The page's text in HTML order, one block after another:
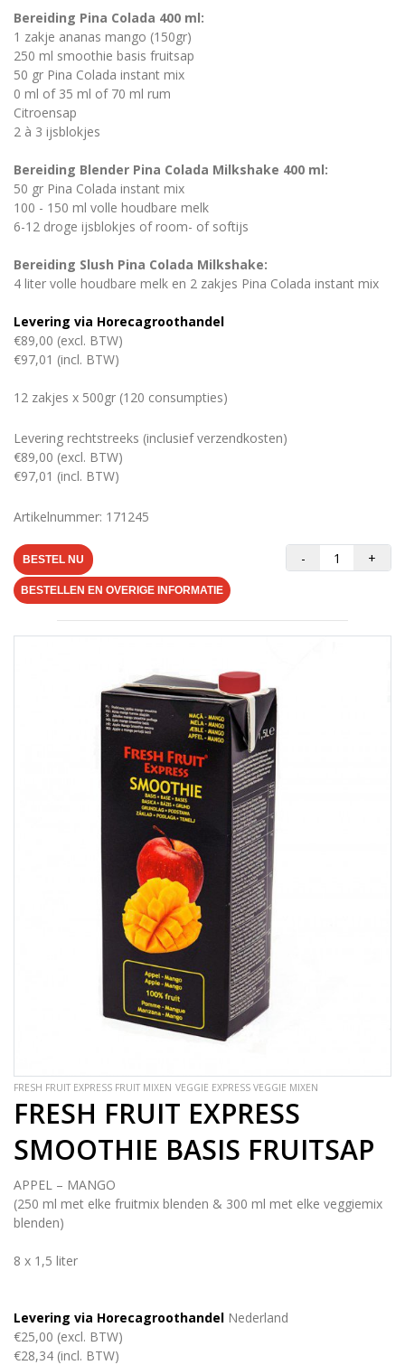
Bereiding Pina Colada 400 ml:
1 zakje ananas mango (150gr)
250 ml smoothie basis fruitsap
50 gr Pina Colada instant mix
0 ml of 35 ml of 70 ml rum
Citroensap
2 à 3 ijsblokjes
Bereiding Blender Pina Colada Milkshake 400 ml:
50 gr Pina Colada instant mix
100 - 150 ml volle houdbare melk
6-12 droge ijsblokjes of room- of softijs
Bereiding Slush Pina Colada Milkshake:
4 liter volle houdbare melk en 2 zakjes Pina Colada instant mix
Levering via Horecagroothandel
€89,00 (excl. BTW)
€97,01 (incl. BTW)
12 zakjes x 500gr (120 consumpties)
Levering rechtstreeks (inclusief verzendkosten)
€89,00 (excl. BTW)
€97,01 (incl. BTW)
Artikelnummer: 171245
BESTEL NU - +
BESTELLEN EN OVERIGE INFORMATIE
FRESH FRUIT EXPRESS FRUIT MIXEN VEGGIE EXPRESS VEGGIE MIXEN
FRESH FRUIT EXPRESS
SMOOTHIE BASIS FRUITSAP
APPEL – MANGO
(250 ml met elke fruitmix blenden & 300 ml met elke veggiemix
blenden)
8 x 1,5 liter
Levering via Horecagroothandel Nederland
€25,00 (excl. BTW)
€28,34 (incl. BTW)